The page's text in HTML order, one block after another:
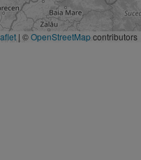
| ©OpenStreetMapcontributors